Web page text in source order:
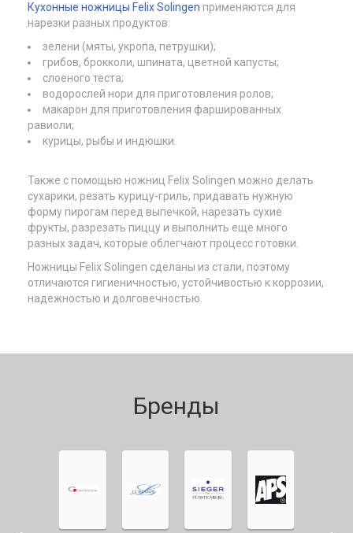
Кухонные ножницы Felix Solingen применяются для
нарезки разных продуктов:
зелени (мяты, укропа, петрушки);
грибов, брокколи, шпината, цветной капусты;
слоеного теста;
водорослей нори для приготовления ролов;
макарон для приготовления фаршированных
равиоли;
курицы, рыбы и индюшки.
Также с помощью ножниц Felix Solingen можно делать
сухарики, резать курицу-гриль, придавать нужную
форму пирогам перед выпечкой, нарезать сухие
фрукты, разрезать пиццу и выполнить еще много
разных задач, которые облегчают процесс готовки.
Ножницы Felix Solingen сделаны из стали, поэтому
отличаются гигиеничностью, устойчивостью к коррозии,
надежностью и долговечностью.
Бренды